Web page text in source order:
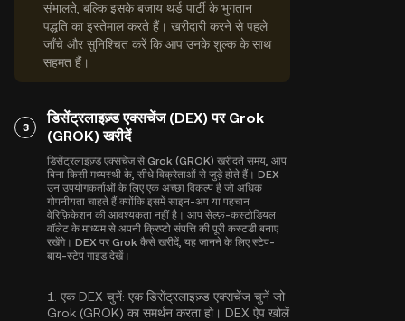
संभालते, बल्कि इसके बजाय थर्ड पार्टी के भुगतान
पद्धति का इस्तेमाल करते हैं। खरीदारी करने से पहले
जाँचे और सुनिश्चित करें कि आप उनके शुल्क के साथ
सहमत हैं।
3
डिसेंट्रलाइज़्ड एक्सचेंज (DEX) पर Grok
(GROK) खरीदें
डिसेंट्रलाइज़्ड एक्सचेंज से Grok (GROK) खरीदते समय, आप
बिना किसी मध्यस्थी के, सीधे विक्रेताओं से जुड़े होते हैं। DEX
उन उपयोगकर्ताओं के लिए एक अच्छा विकल्प है जो अधिक
गोपनीयता चाहते हैं क्योंकि इसमें साइन-अप या पहचान
वेरिफ़िकेशन की आवश्यकता नहीं है। आप सेल्फ़-कस्टोडियल
वॉलेट के माध्यम से अपनी क्रिप्टो संपत्ति की पूरी कस्टडी बनाए
रखेंगे। DEX पर Grok कैसे खरीदें, यह जानने के लिए स्टेप-
बाय-स्टेप गाइड देखें।
1. एक DEX चुनें: एक डिसेंट्रलाइज़्ड एक्सचेंज चुनें जो
Grok (GROK) का समर्थन करता हो। DEX ऐप खोलें